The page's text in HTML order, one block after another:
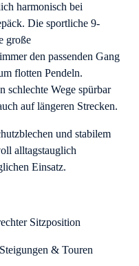
harmonisch bei
Die sportliche 9-
große
den passenden Gang
flotten Pendeln.
schlechte Wege spürbar
auf längeren Strecken.
und stabilem
alltagstauglich
Einsatz.
Sitzposition
& Touren